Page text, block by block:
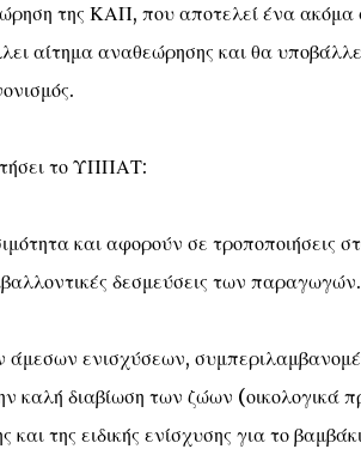
της ΚΑΠ, που αποτελεί ένα ακόμα
αίτημα αναθεώρησης και θα
το ΥΠΠΑΤ:
και αφορούν σε τροποποιήσεις
δεσμεύσεις των παραγωγών.
άμεσων ενισχύσεων,
καλή διαβίωση των ζώων (οικολογικά
της ειδικής ενίσχυσης για το